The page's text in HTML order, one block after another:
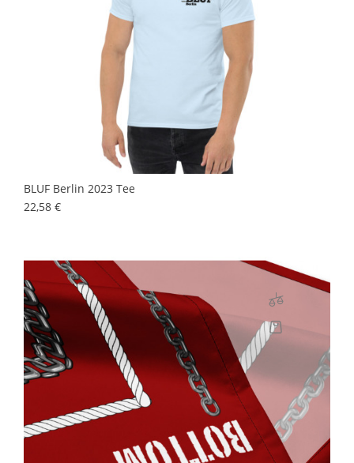
BLUF Berlin 2023 Tee
22,58 €Prix